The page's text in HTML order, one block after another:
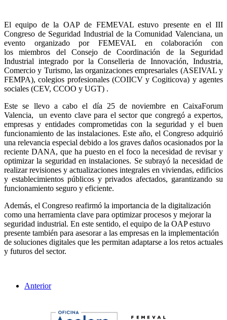
El equipo de la OAP de FEMEVAL estuvo presente en el III
Congreso de Seguridad Industrial de la Comunidad Valenciana, un
evento organizado por FEMEVAL en colaboración con
los miembros del Consejo de Coordinación de la Seguridad
Industrial integrado por la Conselleria de Innovación, Industria,
Comercio y Turismo, las organizaciones empresariales (ASEIVAL y
FEMPA), colegios profesionales (COIICV y Cogiticova) y agentes
sociales (CEV, CCOO y UGT) .
Este se llevo a cabo el día 25 de noviembre en CaixaForum
Valencia, un evento clave para el sector que congregó a expertos,
empresas y entidades comprometidas con la seguridad y el buen
funcionamiento de las instalaciones. Este año, el Congreso adquirió
una relevancia especial debido a los graves daños ocasionados por la
reciente DANA, que ha puesto en el foco la necesidad de revisar y
optimizar la seguridad en instalaciones. Se subrayó la necesidad de
realizar revisiones y actualizaciones integrales en viviendas, edificios
y establecimientos públicos y privados afectados, garantizando su
funcionamiento seguro y eficiente.
Además, el Congreso reafirmó la importancia de la digitalización
como una herramienta clave para optimizar procesos y mejorar la
seguridad industrial. En este sentido, el equipo de la OAP estuvo
presente también para asesorar a las empresas en la implementación
de soluciones digitales que les permitan adaptarse a los retos actuales
y futuros del sector.
Anterior